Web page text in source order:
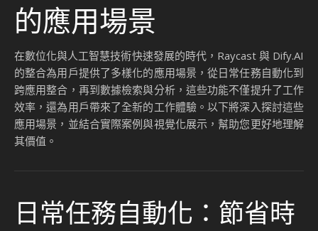
的應用場景
在數位化與人工智慧技術快速發展的時代，Raycast 與 Dify.AI
的整合為用戶提供了多樣化的應用場景，從日常任務自動化到
跨應用整合，再到數據檢索與分析，這些功能不僅提升了工作
效率，還為用戶帶來了全新的工作體驗。以下將深入探討這些
應用場景，並結合實際案例與視覺化展示，幫助您更好地理解
其價值。
日常任務自動化：節省時